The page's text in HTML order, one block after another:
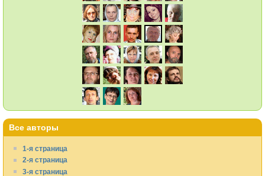
Все авторы
1-я страница
2-я страница
3-я страница